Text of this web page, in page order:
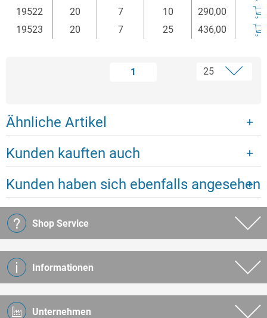
19522
20 7 10
290,00
19523
20 7 25 436,00
1
Ähnliche Artikel
Kunden kauften auch
Kunden haben sich ebenfalls angesehen
Shop Service
Informationen
Unternehmen